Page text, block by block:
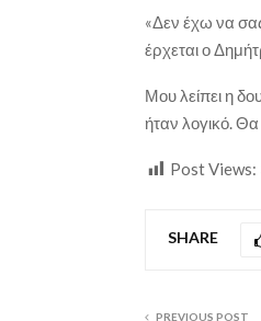
«Δεν έχω να
έρχεται ο
Μου λείπει η
ήταν λογικό.
Post Views:
SHARE
PREVIOUS POST